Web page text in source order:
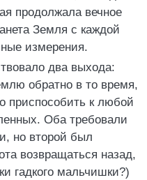
продолжала вечное
Земля с каждой
измерения.
два выхода:
обратно в то время,
приспособить к любой
Оба требовали
но второй был
возвращаться назад,
гадкого мальчишки?)